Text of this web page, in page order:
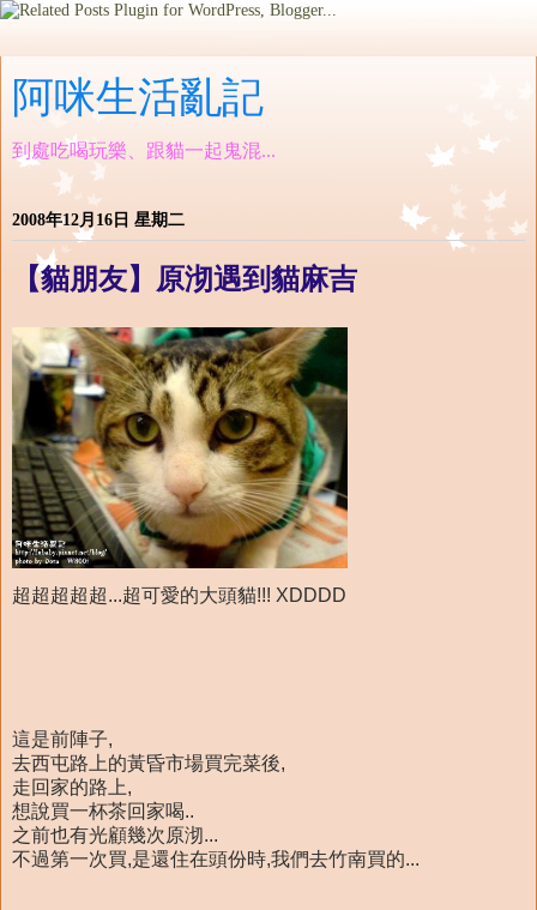
阿咪生活亂記
到處吃喝玩樂、跟貓一起鬼混...
2008年12月16日 星期二
【貓朋友】原沏遇到貓麻吉
超超超超超...超可愛的大頭貓!!! XDDDD
這是前陣子,
去西屯路上的黃昏市場買完菜後,
走回家的路上,
想說買一杯茶回家喝..
之前也有光顧幾次原沏...
不過第一次買,是還住在頭份時,我們去竹南買的...